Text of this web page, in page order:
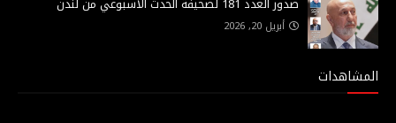
أبريل 20, 2026
المشاهدات